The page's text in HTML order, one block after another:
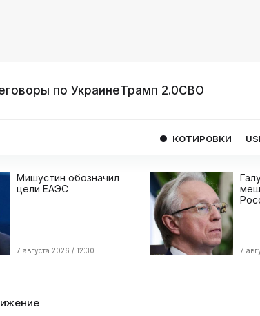
по УкраинеТрамп 2.0СВО
КОТИРОВКИ USD 08/08
Мишустин обозначил
цели ЕАЭС
7 августа 2026 / 12:30 7